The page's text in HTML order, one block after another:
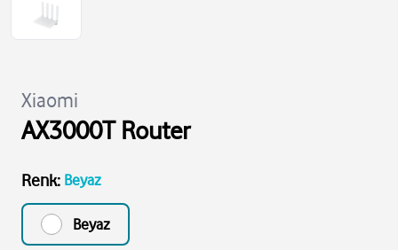
Xiaomi
AX3000T Router
Renk: Beyaz
Beyaz